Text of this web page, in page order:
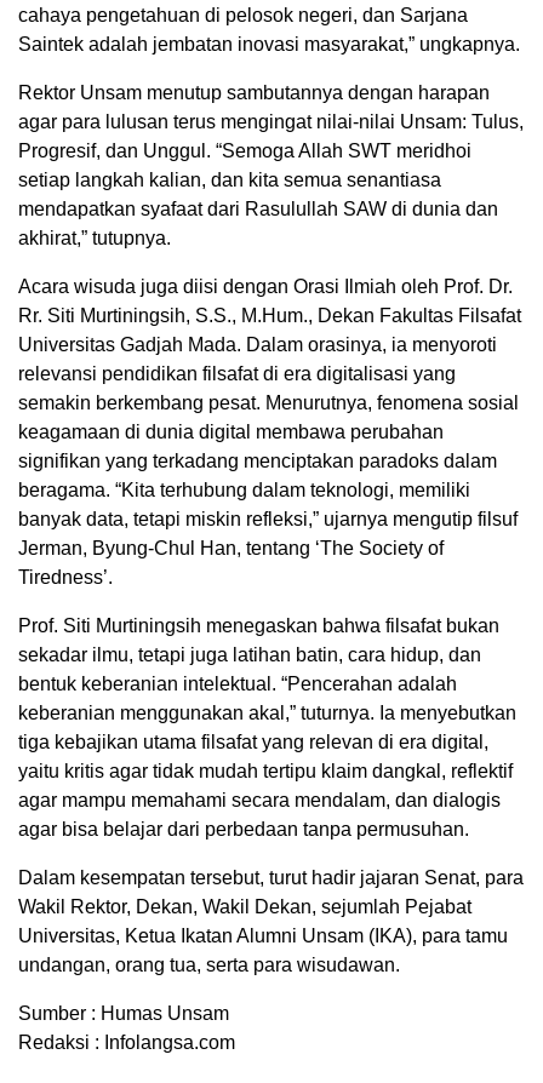
cahaya pengetahuan di pelosok negeri, dan Sarjana
Saintek adalah jembatan inovasi masyarakat,” ungkapnya.
Rektor Unsam menutup sambutannya dengan harapan
agar para lulusan terus mengingat nilai-nilai Unsam: Tulus,
Progresif, dan Unggul. “Semoga Allah SWT meridhoi
setiap langkah kalian, dan kita semua senantiasa
mendapatkan syafaat dari Rasulullah SAW di dunia dan
akhirat,” tutupnya.
Acara wisuda juga diisi dengan Orasi Ilmiah oleh Prof. Dr.
Rr. Siti Murtiningsih, S.S., M.Hum., Dekan Fakultas Filsafat
Universitas Gadjah Mada. Dalam orasinya, ia menyoroti
relevansi pendidikan filsafat di era digitalisasi yang
semakin berkembang pesat. Menurutnya, fenomena sosial
keagamaan di dunia digital membawa perubahan
signifikan yang terkadang menciptakan paradoks dalam
beragama. “Kita terhubung dalam teknologi, memiliki
banyak data, tetapi miskin refleksi,” ujarnya mengutip filsuf
Jerman, Byung-Chul Han, tentang ‘The Society of
Tiredness’.
Prof. Siti Murtiningsih menegaskan bahwa filsafat bukan
sekadar ilmu, tetapi juga latihan batin, cara hidup, dan
bentuk keberanian intelektual. “Pencerahan adalah
keberanian menggunakan akal,” tuturnya. Ia menyebutkan
tiga kebajikan utama filsafat yang relevan di era digital,
yaitu kritis agar tidak mudah tertipu klaim dangkal, reflektif
agar mampu memahami secara mendalam, dan dialogis
agar bisa belajar dari perbedaan tanpa permusuhan.
Dalam kesempatan tersebut, turut hadir jajaran Senat, para
Wakil Rektor, Dekan, Wakil Dekan, sejumlah Pejabat
Universitas, Ketua Ikatan Alumni Unsam (IKA), para tamu
undangan, orang tua, serta para wisudawan.
Sumber : Humas Unsam
Redaksi : Infolangsa.com